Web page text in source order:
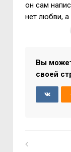
он сам
нет любви,
Вы
своей